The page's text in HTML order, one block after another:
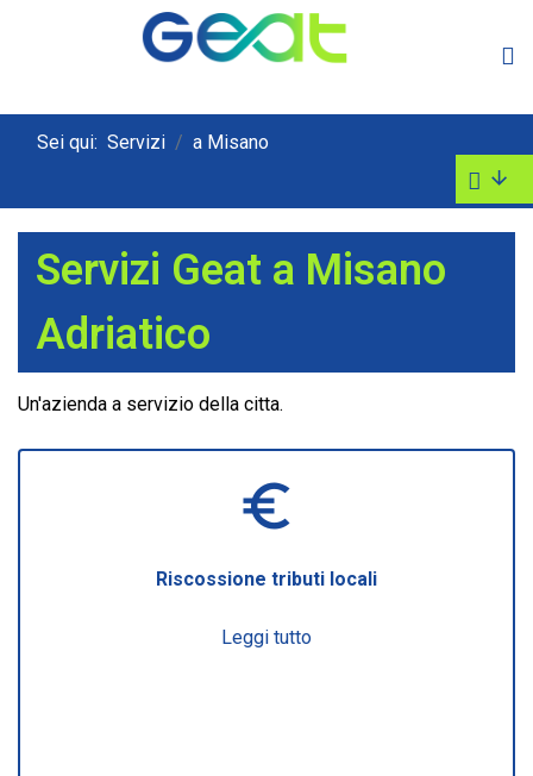
Sei qui: Servizi a Misano
Servizi Geat a Misano
Adriatico
Un'azienda a servizio della citta.
euro_symbol
Riscossione tributi locali
Leggi tutto